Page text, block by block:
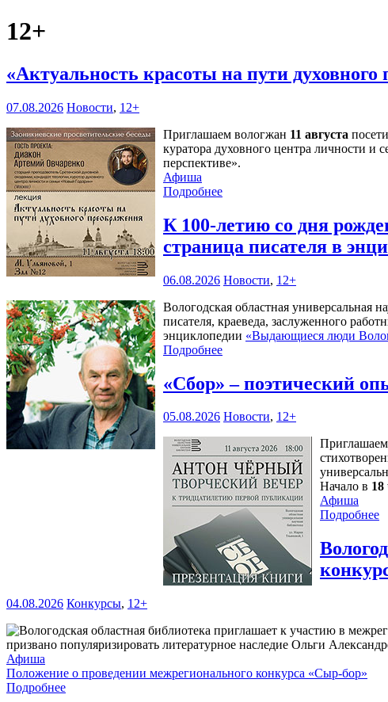
12+
«Актуальность красоты на пути духовного
07.08.2026 Новости, 12+
Приглашаем вологжан 11 августа
куратора духовного центра личности и
перспективе».
Афиша
Подробнее
К 100-летию со дня
страница писателя в
06.08.2026 Новости, 12+
Вологодская областная
писателя, краеведа, заслуженного
энциклопедии «Выдающиеся люди
Подробнее
«Сбор» – поэтический
05.08.2026 Новости, 12+
Начало в 18
Афиша
Подробнее
04.08.2026 Конкурсы, 12+
призвано популяризировать литературное наследие Ольги
Афиша
Положение о проведении межрегионального конкурса «Сыр-бор»
Подробнее